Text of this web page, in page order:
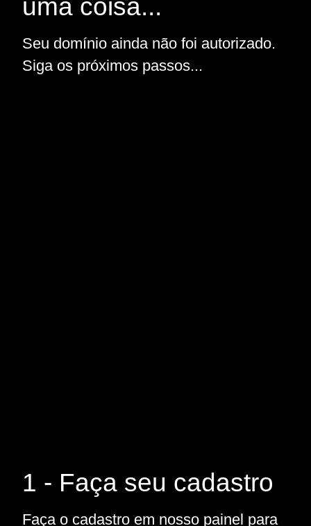
uma coisa...
Seu domínio ainda não foi autorizado.
Siga os próximos passos...
1 - Faça seu cadastro
Faça o cadastro em nosso painel para